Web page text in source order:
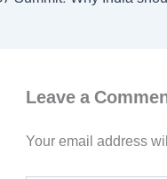
Leave a
Your email address